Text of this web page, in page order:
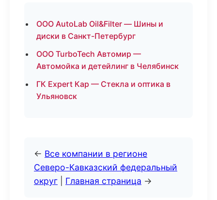
ООО AutoLab Oil&Filter — Шины и
диски в Санкт-Петербург
ООО TurboTech Автомир —
Автомойка и детейлинг в Челябинск
ГК Expert Кар — Стекла и оптика в
Ульяновск
← Все компании в регионе
Северо-Кавказский федеральный
округ
Главная страница →